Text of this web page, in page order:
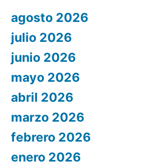
agosto 2026
julio 2026
junio 2026
mayo 2026
abril 2026
marzo 2026
febrero 2026
enero 2026